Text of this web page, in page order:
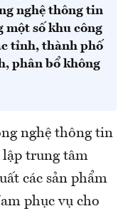
nghệ thông tin
một số khu công
tỉnh, thành phố
phân bổ không
nghệ thông tin
lập trung tâm
các sản phẩm
phục vụ cho